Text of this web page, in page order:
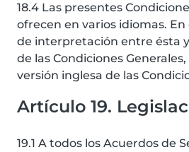
18.4 Las presentes
ofrecen en varios idiomas.
de interpretación entre ésta
de las Condiciones
versión inglesa de las
Artículo 19.
19.1 A todos los Acuerdos de